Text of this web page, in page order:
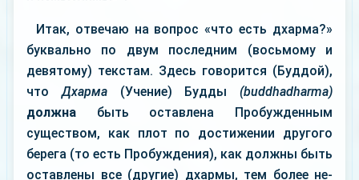
Итак, отвечаю на вопрос «что есть дхарма?»
буквально по двум последним (восьмому и
девятому) текстам. Здесь говорится (Буддой),
чтоДхарма(Учение) Будды (buddhadharma)
должна быть оставлена Пробужденным
существом, как плот по достижении другого
берега (то есть Пробуждения), как должны быть
оставлены все (другие) дхармы, тем более не-